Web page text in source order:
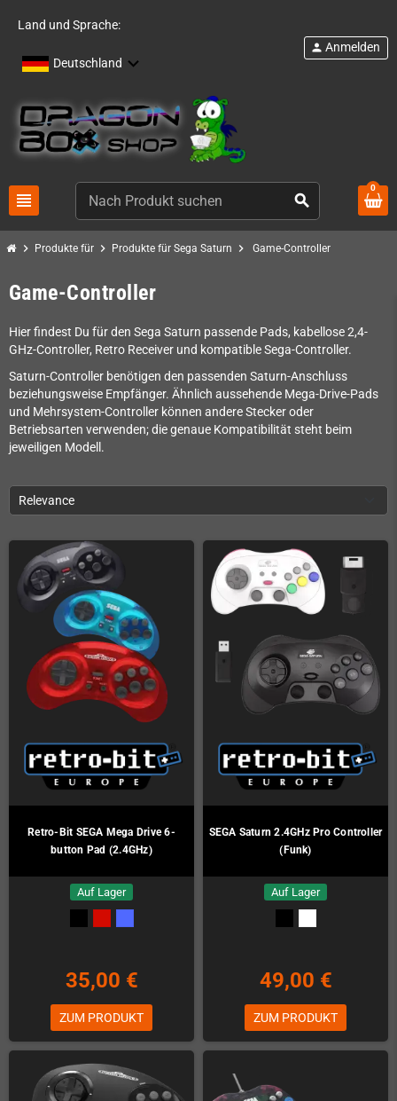
Land und Sprache:
Deutschland
view_headline search
person Anmelden
0
chevron_right Produkte für chevron_right Produkte für Sega Saturn chevron_right Game-Controller
Game-Controller
Hier findest Du für den Sega Saturn passende Pads, kabellose 2,4-
GHz-Controller, Retro Receiver und kompatible Sega-Controller.
Saturn-Controller benötigen den passenden Saturn-Anschluss
beziehungsweise Empfänger. Ähnlich aussehende Mega-Drive-Pads
und Mehrsystem-Controller können andere Stecker oder
Betriebsarten verwenden; die genaue Kompatibilität steht beim
jeweiligen Modell.
Relevance
Retro-Bit SEGA Mega Drive 6-
button Pad (2.4GHz)
Auf Lager
35,00 €
ZUM PRODUKT
SEGA Saturn 2.4GHz Pro Controller
(Funk)
Auf Lager
49,00 €
ZUM PRODUKT